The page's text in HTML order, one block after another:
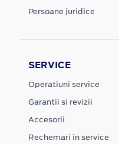
Persoane juridice
SERVICE
Operatiuni service
Garantii si revizii
Accesorii
Rechemari in service